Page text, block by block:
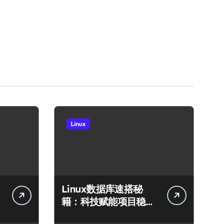
Linux
Linux数据库速搭秘
籍：科技赋能项目稳定